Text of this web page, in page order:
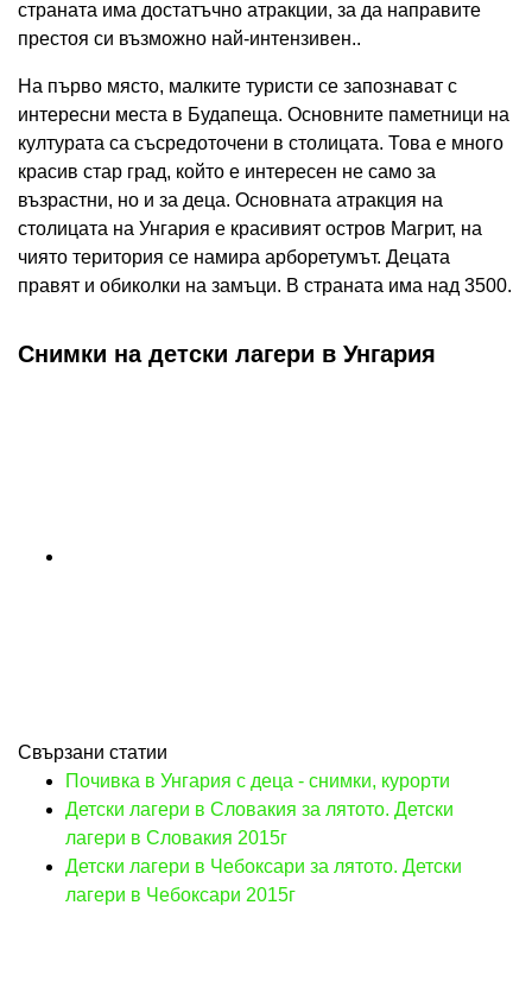
страната има достатъчно атракции, за да направите
престоя си възможно най-интензивен..
На първо място, малките туристи се запознават с
интересни места в Будапеща. Основните паметници на
културата са съсредоточени в столицата. Това е много
красив стар град, който е интересен не само за
възрастни, но и за деца. Основната атракция на
столицата на Унгария е красивият остров Магрит, на
чиято територия се намира арборетумът. Децата
правят и обиколки на замъци. В страната има над 3500.
Снимки на детски лагери в Унгария
Свързани статии
Почивка в Унгария с деца - снимки, курорти
Детски лагери в Словакия за лятото. Детски
лагери в Словакия 2015г
Детски лагери в Чебоксари за лятото. Детски
лагери в Чебоксари 2015г